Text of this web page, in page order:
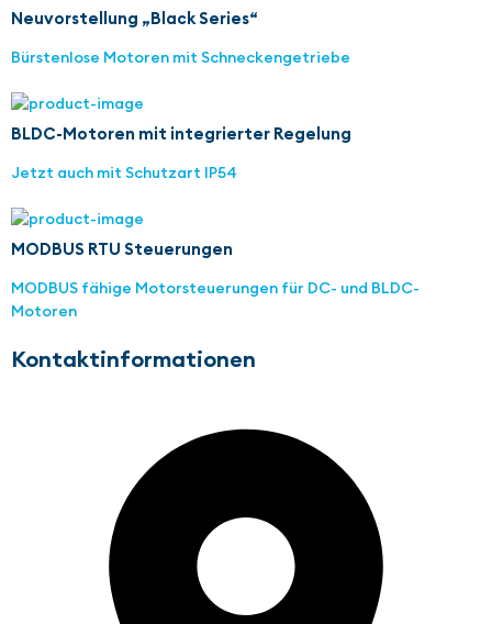
Neuvorstellung „Black Series“
Bürstenlose Motoren mit Schneckengetriebe
BLDC-Motoren mit integrierter Regelung
Jetzt auch mit Schutzart IP54
MODBUS RTU Steuerungen
MODBUS fähige Motorsteuerungen für DC- und BLDC-
Motoren
Kontaktinformationen